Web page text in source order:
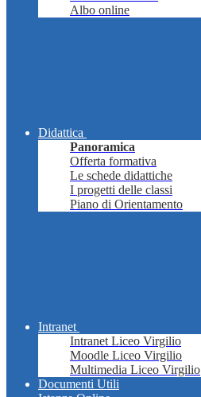
Albo online
Didattica
Panoramica
Offerta formativa
Le schede didattiche
I progetti delle classi
Piano di Orientamento
Intranet
Intranet Liceo Virgilio
Moodle Liceo Virgilio
Multimedia Liceo Virgilio
Documenti Utili